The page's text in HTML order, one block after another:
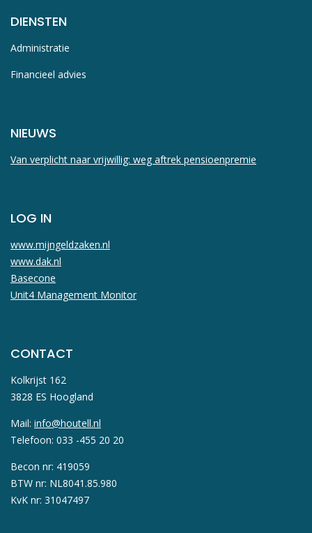
DIENSTEN
Administratie
Financieel advies
NIEUWS
Van verplicht naar vrijwillig: weg aftrek pensioenpremie
LOG IN
www.mijngeldzaken.nl
www.dak.nl
Basecone
Unit4 Management Monitor
CONTACT
Kolkrijst 162
3828 ES Hoogland
Mail: info@houtell.nl
Telefoon: 033 -455 20 20
Becon nr: 419059
BTW nr: NL8041.85.980
KvK nr: 31047497